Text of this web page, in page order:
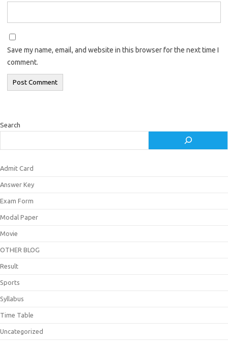
Save my name, email, and website in this browser for the next time I
comment.
Search
Admit Card
Answer Key
Exam Form
Modal Paper
Movie
OTHER BLOG
Result
Sports
Syllabus
Time Table
Uncategorized